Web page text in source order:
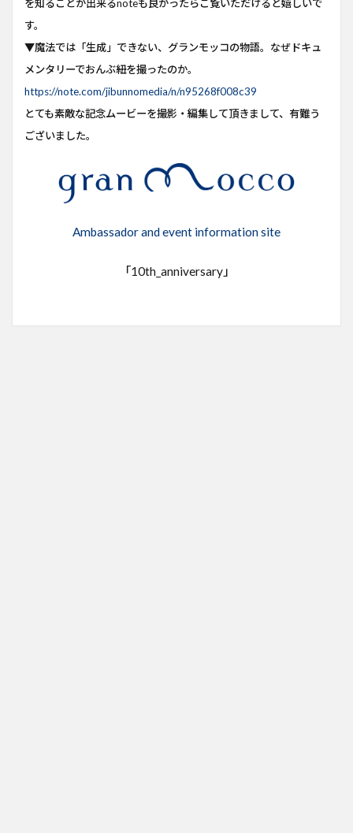
を知ることが出来るnoteも良かったらご覧いただけると嬉しいで
す。
▼魔法では「生成」できない、グランモッコの物語。――なぜドキュ
メンタリーでおんぶ紐を撮ったのか。
https://note.com/jibunnomedia/n/n95268f008c39
とても素敵な記念ムービーを撮影・編集して頂きまして、有難う
ございました。
Ambassador and event information site
「10th_anniversary」